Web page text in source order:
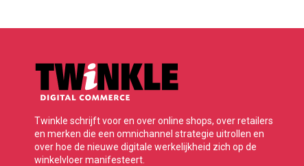
Twinkle schrijft voor en over online shops, over retailers
en merken die een omnichannel strategie uitrollen en
over hoe de nieuwe digitale werkelijkheid zich op de
winkelvloer manifesteert.